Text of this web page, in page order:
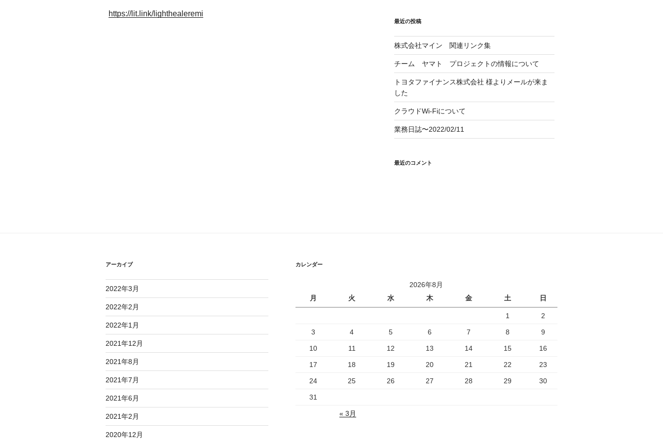
https://lit.link/lighthealeremi
最近の投稿
株式会社マイン 関連リンク集
チーム ヤマト プロジェクトの情報について
トヨタファイナンス株式会社 様よりメールが来ま
した
クラウドWi-Fiについて
業務日誌〜2022/02/11
最近のコメント
アーカイブ
2022年3月
2022年2月
2022年1月
2021年12月
2021年8月
2021年7月
2021年6月
2021年2月
2020年12月
カレンダー
2026年8月
月
火 水 木 金 土 日
1 2
3 4 5 6 7 8 9
10 11 12 13 14 15 16
17 18 19 20 21 22 23
24 25 26 27 28 29 30
31
« 3月